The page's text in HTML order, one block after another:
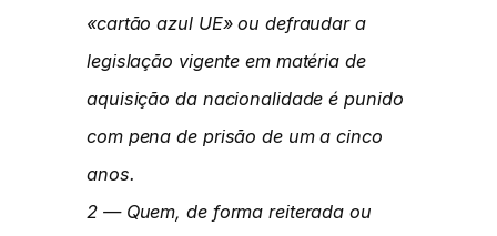
«cartão azul UE» ou defraudar a
legislação vigente em matéria de
aquisição da nacionalidade é punido
com pena de prisão de um a cinco
anos.
2 — Quem, de forma reiterada ou